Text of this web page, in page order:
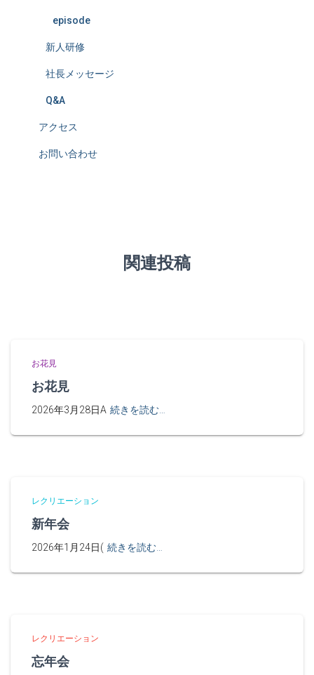
episode
新人研修
社長メッセージ
Q&A
アクセス
お問い合わせ
関連投稿
お花見
お花見
2026年3月28日A 続きを読む…
レクリエーション
新年会
2026年1月24日( 続きを読む…
レクリエーション
忘年会